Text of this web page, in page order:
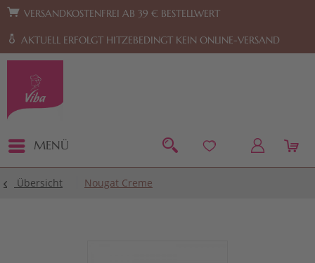
Zur Hauptnavigation springen Zum Footer springen
VERSANDKOSTENFREI AB 39 € BESTELLWERT
AKTUELL ERFOLGT HITZEBEDINGT KEIN ONLINE-VERSAND
MENÜ
Übersicht Nougat Creme